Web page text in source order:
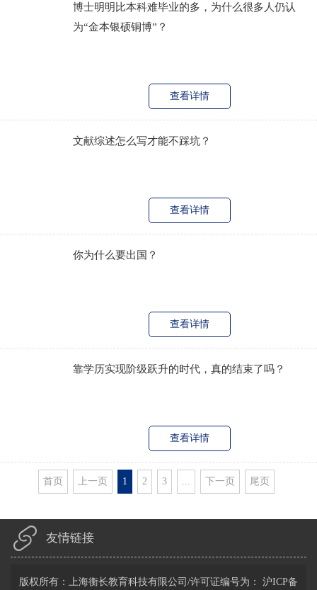
博士明明比本科难毕业的多，为什么很多人仍认
为“金本银硕铜博”？
查看详情
文献综述怎么写才能不踩坑？
查看详情
你为什么要出国？
查看详情
靠学历实现阶级跃升的时代，真的结束了吗？
查看详情
首页 上一页 1 2 3 下一页 尾页
友情链接
版权所有：上海衡长教育科技有限公司/许可证编号为： 沪ICP备